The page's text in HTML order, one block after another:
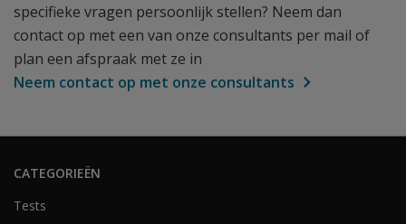
specifieke vragen persoonlijk stellen? Neem dan
contact op met een van onze consultants per mail of
plan een afspraak met ze in
Neem contact op met onze consultants
CATEGORIEËN
Tests